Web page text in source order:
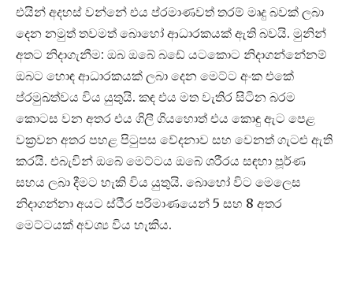
එයින් අදහස් වන්නේ එය ප්රමාණවත් තරම් මෘදු බවක් ලබා
දෙන නමුත් තවමත් බොහෝ ආධාරකයක් ඇති බවයි. මුනින්
අතට නිදාගැනීම: ඔබ ඔබේ බඩේ යටකොට නිදාගන්නේනම්
ඔබට හොඳ ආධාරකයක් ලබා දෙන මෙට්ට අංක එකේ
ප්රමුඛත්වය විය යුතුයි. කඳ එය මත වැතිර සිටින බරම
කොටස වන අතර එය ගිලී ගියහොත් එය කොඳු ඇට පෙළ
වක්‍රවන අතර පහළ පිටුපස වේදනාව සහ වෙනත් ගැටළු ඇති
කරයි. එබැවින් ඔබේ මෙට්ටය ඔබේ ශරීරය සඳහා පූර්ණ
සහය ලබා දීමට හැකි විය යුතුයි. බොහෝ විට මෙලෙස
නිදාගන්නා අයට ස්ථීර පරිමාණයෙන් 5 සහ 8 අතර
මෙට්ටයක් අවශ්‍ය විය හැකිය.